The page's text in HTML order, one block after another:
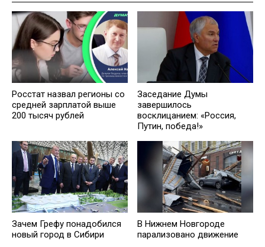
Росстат назвал регионы со
средней зарплатой выше
200 тысяч рублей
Заседание Думы
завершилось
восклицанием: «Россия,
Путин, победа!»
Зачем Грефу понадобился
новый город в Сибири
В Нижнем Новгороде
парализовано движение